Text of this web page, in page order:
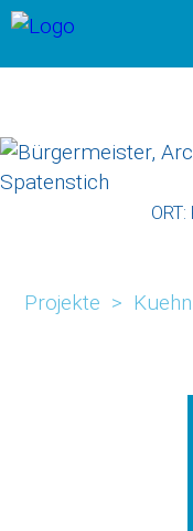
Projekte >